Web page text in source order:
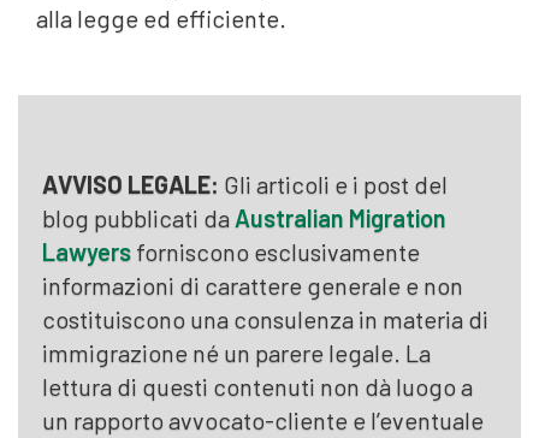
alla legge ed efficiente.
AVVISO LEGALE: Gli articoli e i post del
blog pubblicati da Australian Migration
Lawyers forniscono esclusivamente
informazioni di carattere generale e non
costituiscono una consulenza in materia di
immigrazione né un parere legale. La
lettura di questi contenuti non dà luogo a
un rapporto avvocato-cliente e l’eventuale